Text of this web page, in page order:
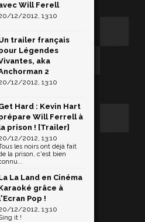
Will Ferell
12/2012, 13:10
trailer français
Légendes
aka
2
12/2012, 13:10
Hard : Kevin Hart
Will Ferrell à
prison ! [Trailer]
12/2012, 13:10
les noirs ont déjà fait
la prison, c'est bien
La Land en Cinéma
grâce à
Pop !
12/2012, 13:10
it !